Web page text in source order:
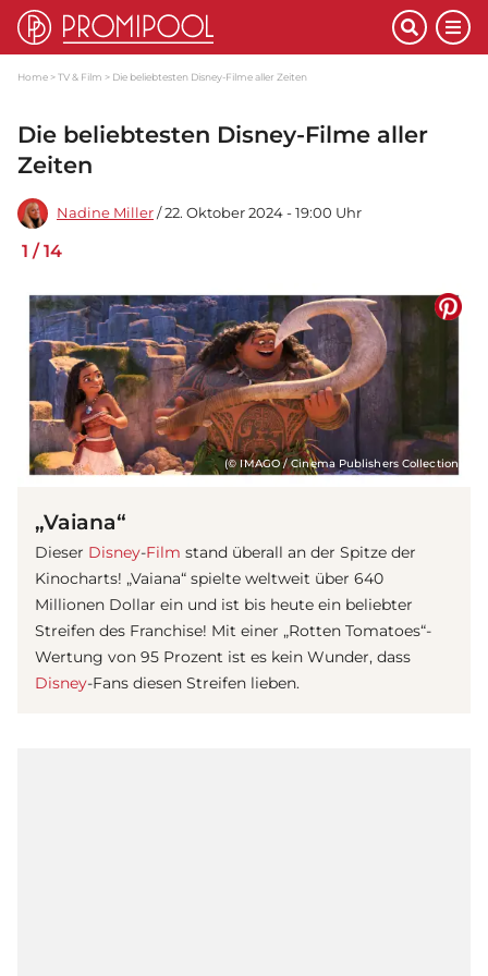
Home TV & Film Die beliebtesten Disney-Filme aller Zeiten
Die beliebtesten Disney-Filme aller
Zeiten
Nadine Miller / 22. Oktober 2024 - 19:00 Uhr
1 /14
(© IMAGO / Cinema Publishers Collection)
„Vaiana“
Dieser Disney-Film stand überall an der Spitze der
Kinocharts! „Vaiana“ spielte weltweit über 640
Millionen Dollar ein und ist bis heute ein beliebter
Streifen des Franchise! Mit einer „Rotten Tomatoes“-
Wertung von 95 Prozent ist es kein Wunder, dass
Disney-Fans diesen Streifen lieben.